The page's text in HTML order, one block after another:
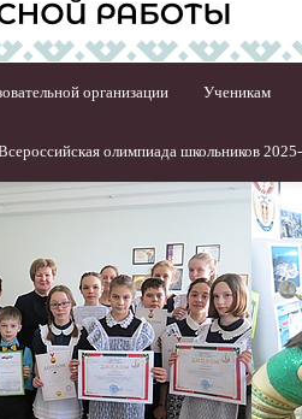
организации Ученикам
олимпиада школьников